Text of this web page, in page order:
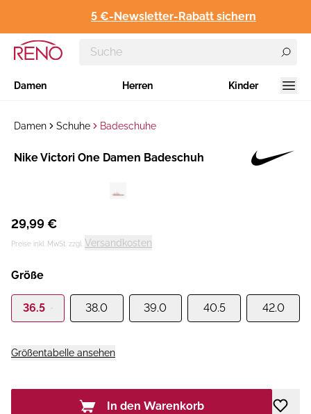
5 €-Newsletter-Rabatt sichern
Damen Herren Kinder
Damen Schuhe Badeschuhe
Hersteller:
​Nike Victori One Damen Badeschuh
29,99 €
Preise inkl. MwSt. zzgl. Versandkosten
Größe
36.5 38.0 39.0 40.5 42.0
Größentabelle ansehen
In den Warenkorb